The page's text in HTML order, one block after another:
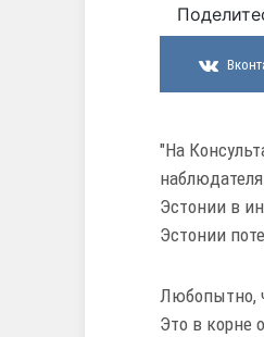
"На
Эстонии в
Эстонии
Любопытно,
Это в корне